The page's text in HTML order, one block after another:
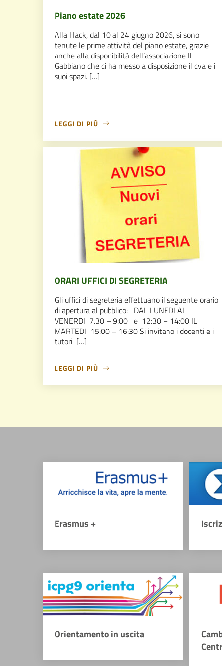
Piano estate 2026
Alla Hack, dal 10 al 24 giugno 2026, si sono
tenute le prime attività del piano estate, grazie
anche alla disponibilità dell’associazione Il
Gabbiano che ci ha messo a disposizione il cva e i
suoi spazi. […]
LEGGI DI PIÙ
ORARI UFFICI DI SEGRETERIA
Gli uffici di segreteria effettuano il seguente orario
di apertura al pubblico: DAL LUNEDI AL
VENERDI 7.30 – 9:00 e 12:30 – 14:00 IL
MARTEDI 15:00 – 16:30 Si invitano i docenti e i
tutori […]
LEGGI DI PIÙ
Erasmus +
Orientamento in uscita